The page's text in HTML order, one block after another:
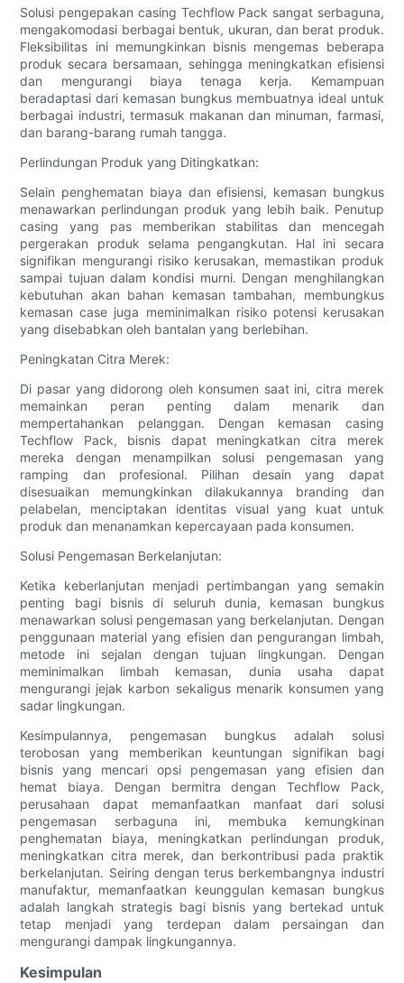
Solusi pengepakan casing Techflow Pack sangat serbaguna,
mengakomodasi berbagai bentuk, ukuran, dan berat produk.
Fleksibilitas ini memungkinkan bisnis mengemas beberapa
produk secara bersamaan, sehingga meningkatkan efisiensi
dan mengurangi biaya tenaga kerja. Kemampuan
beradaptasi dari kemasan bungkus membuatnya ideal untuk
berbagai industri, termasuk makanan dan minuman, farmasi,
dan barang-barang rumah tangga.
Perlindungan Produk yang Ditingkatkan:
Selain penghematan biaya dan efisiensi, kemasan bungkus
menawarkan perlindungan produk yang lebih baik. Penutup
casing yang pas memberikan stabilitas dan mencegah
pergerakan produk selama pengangkutan. Hal ini secara
signifikan mengurangi risiko kerusakan, memastikan produk
sampai tujuan dalam kondisi murni. Dengan menghilangkan
kebutuhan akan bahan kemasan tambahan, membungkus
kemasan case juga meminimalkan risiko potensi kerusakan
yang disebabkan oleh bantalan yang berlebihan.
Peningkatan Citra Merek:
Di pasar yang didorong oleh konsumen saat ini, citra merek
memainkan peran penting dalam menarik dan
mempertahankan pelanggan. Dengan kemasan casing
Techflow Pack, bisnis dapat meningkatkan citra merek
mereka dengan menampilkan solusi pengemasan yang
ramping dan profesional. Pilihan desain yang dapat
disesuaikan memungkinkan dilakukannya branding dan
pelabelan, menciptakan identitas visual yang kuat untuk
produk dan menanamkan kepercayaan pada konsumen.
Solusi Pengemasan Berkelanjutan:
Ketika keberlanjutan menjadi pertimbangan yang semakin
penting bagi bisnis di seluruh dunia, kemasan bungkus
menawarkan solusi pengemasan yang berkelanjutan. Dengan
penggunaan material yang efisien dan pengurangan limbah,
metode ini sejalan dengan tujuan lingkungan. Dengan
meminimalkan limbah kemasan, dunia usaha dapat
mengurangi jejak karbon sekaligus menarik konsumen yang
sadar lingkungan.
Kesimpulannya, pengemasan bungkus adalah solusi
terobosan yang memberikan keuntungan signifikan bagi
bisnis yang mencari opsi pengemasan yang efisien dan
hemat biaya. Dengan bermitra dengan Techflow Pack,
perusahaan dapat memanfaatkan manfaat dari solusi
pengemasan serbaguna ini, membuka kemungkinan
penghematan biaya, meningkatkan perlindungan produk,
meningkatkan citra merek, dan berkontribusi pada praktik
berkelanjutan. Seiring dengan terus berkembangnya industri
manufaktur, memanfaatkan keunggulan kemasan bungkus
adalah langkah strategis bagi bisnis yang bertekad untuk
tetap menjadi yang terdepan dalam persaingan dan
mengurangi dampak lingkungannya.
Kesimpulan